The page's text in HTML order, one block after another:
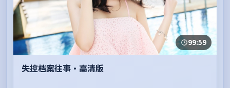
99:59
失控档案往事·高清版